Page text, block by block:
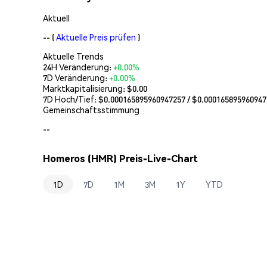
Aktuell
-- (Aktuelle Preis prüfen )
Aktuelle Trends
24H Veränderung:+0.00%
7D Veränderung:+0.00%
Marktkapitalisierung:$0.00
7D Hoch/Tief: $0.000165895960947257/ $
Gemeinschaftsstimmung
--
Homeros (HMR) Preis-Live-Chart
1D 7D 1M 3M 1Y YTD